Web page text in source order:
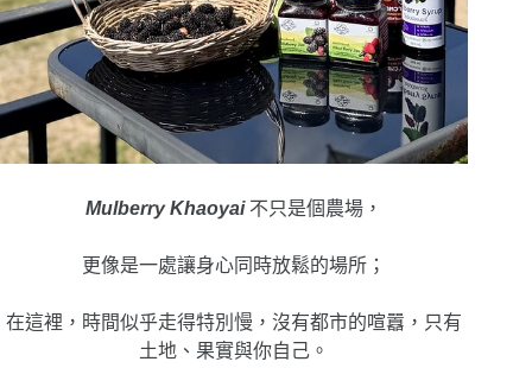
Mulberry Khaoyai 不只是個農場，
更像是一處讓身心同時放鬆的場所；
在這裡，時間似乎走得特別慢，沒有都市的喧囂，只有
土地、果實與你自己。